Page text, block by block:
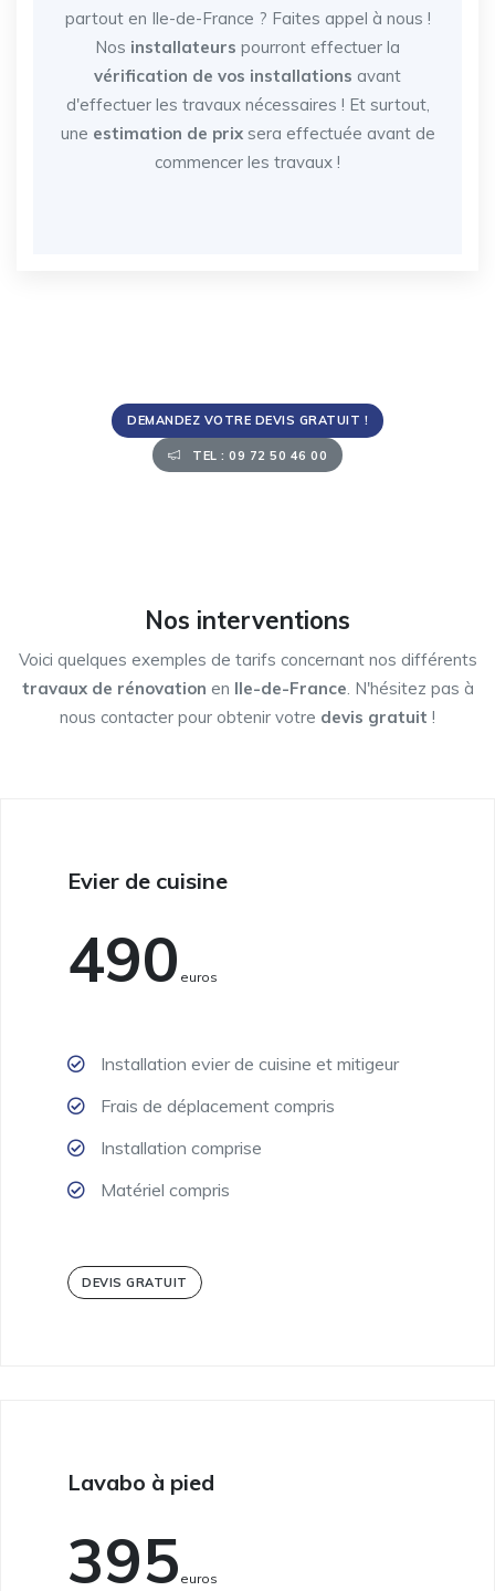
partout en Ile-de-France ? Faites appel à nous !
Nos installateurs pourront effectuer la
vérification de vos installations avant
d'effectuer les travaux nécessaires ! Et surtout,
une estimation de prixsera effectuée avant de
commencer les travaux !
DEMANDEZ VOTRE DEVIS GRATUIT !
TEL : 09 72 50 46 00
Nos interventions
Voici quelques exemples de tarifs concernant nos différents
travaux de rénovation en Ile-de-France. N'hésitez pas à
nous contacter pour obtenir votre devis gratuit !
Evier de cuisine
490 Euros
Installation evier de cuisine et mitigeur
Frais de déplacement compris
Installation comprise
Matériel compris
DEVIS GRATUIT
Lavabo à pied
395 Euros